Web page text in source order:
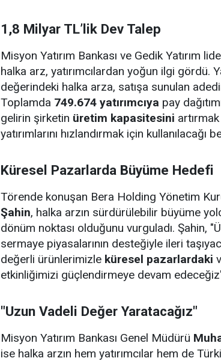
1,8 Milyar TL’lik Dev Talep
Misyon Yatırım Bankası ve Gedik Yatırım
halka arz, yatırımcılardan yoğun ilgi gördü.
değerindeki halka arza, satışa sunulan
Toplamda 749.674 yatırımcıya pay
gelirin şirketin üretim kapasitesini
yatırımlarını hızlandırmak için kullanılacağı
Küresel Pazarlarda Büyüme Hedefi
Törende konuşan Bera Holding Yönetim
Şahin, halka arzın sürdürülebilir büyüme
dönüm noktası olduğunu vurguladı. Şahin,
sermaye piyasalarının desteğiyle ileri
değerli ürünlerimizle küresel pazarlardaki
etkinliğimizi güçlendirmeye devam
"Uzun Vadeli Değer Yaratacağız"
Misyon Yatırım Bankası Genel Müdürü
ise halka arzın hem yatırımcılar hem de